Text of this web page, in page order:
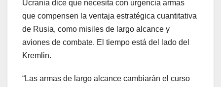
Ucrania dice que necesita con urgencia armas
que compensen la ventaja estratégica cuantitativa
de Rusia, como misiles de largo alcance y
aviones de combate. El tiempo está del lado del
Kremlin.
“Las armas de largo alcance cambiarán el curso